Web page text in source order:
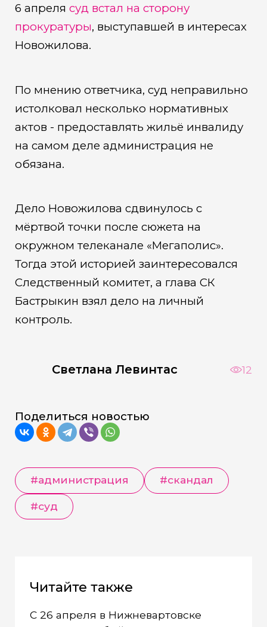
6 апреля суд встал на сторону
прокуратуры, выступавшей в интересах
Новожилова.
По мнению ответчика, суд неправильно
истолковал несколько нормативных
актов - предоставлять жильё инвалиду
на самом деле администрация не
обязана.
Дело Новожилова сдвинулось с
мёртвой точки после сюжета на
окружном телеканале «Мегаполис».
Тогда этой историей заинтересовался
Следственный комитет, а глава СК
Бастрыкин взял дело на личный
контроль.
Светлана Левинтас 12
Поделиться новостью
#администрация #скандал
#суд
Читайте также
С 26 апреля в Нижневартовске